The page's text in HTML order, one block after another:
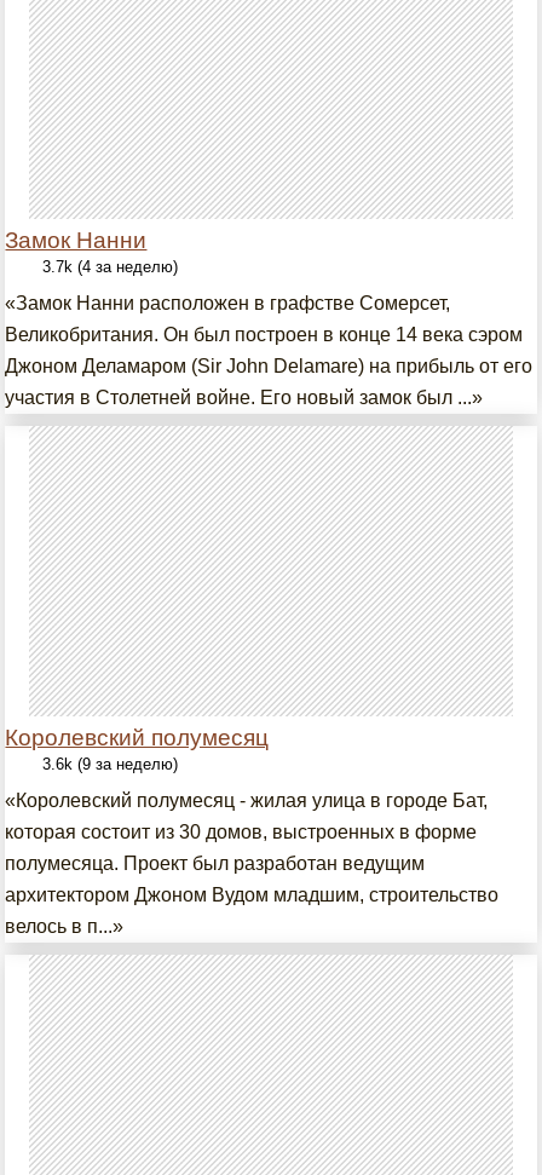
Замок Нанни
3.7k (4 за неделю)
«Замок Нанни расположен в графстве Сомерсет,
Великобритания. Он был построен в конце 14 века сэром
Джоном Деламаром (Sir John Delamare) на прибыль от его
участия в Столетней войне. Его новый замок был ...»
Королевский полумесяц
3.6k (9 за неделю)
«Королевский полумесяц - жилая улица в городе Бат,
которая состоит из 30 домов, выстроенных в форме
полумесяца. Проект был разработан ведущим
архитектором Джоном Вудом младшим, строительство
велось в п...»